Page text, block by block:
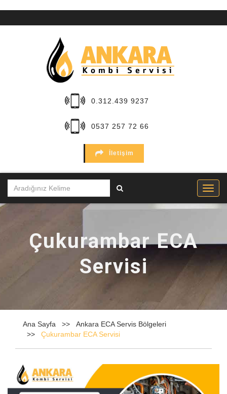
0.312.439 9237
0537 257 72 66
İletişim
KURUMSAL
Çukurambar ECA
Servisi
Ana Sayfa
Ankara ECA Servis Bölgeleri
Çukurambar ECA Servisi